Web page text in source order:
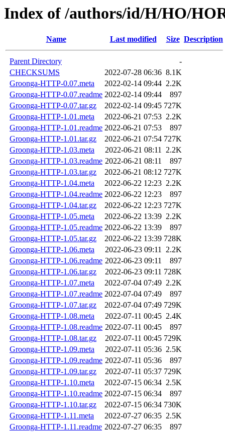
Index of /authors/id/H/HO/
Name Last modified Size Description
Parent Directory
-
CHECKSUMS
2022-07-28 06:36 8.1K
Groonga-HTTP-0.07.meta
2022-02-14 09:44 2.2K
Groonga-HTTP-0.07.readme 2022-02-14 09:44
897
Groonga-HTTP-0.07.tar.gz
2022-02-14 09:45 727K
Groonga-HTTP-1.01.meta
2022-06-21 07:53 2.2K
Groonga-HTTP-1.01.readme 2022-06-21 07:53
897
Groonga-HTTP-1.01.tar.gz
2022-06-21 07:54 727K
Groonga-HTTP-1.03.meta
2022-06-21 08:11 2.2K
Groonga-HTTP-1.03.readme 2022-06-21 08:11
897
Groonga-HTTP-1.03.tar.gz
2022-06-21 08:12 727K
Groonga-HTTP-1.04.meta
2022-06-22 12:23 2.2K
Groonga-HTTP-1.04.readme 2022-06-22 12:23
897
Groonga-HTTP-1.04.tar.gz
2022-06-22 12:23 727K
Groonga-HTTP-1.05.meta
2022-06-22 13:39 2.2K
Groonga-HTTP-1.05.readme 2022-06-22 13:39
897
Groonga-HTTP-1.05.tar.gz
2022-06-22 13:39 728K
Groonga-HTTP-1.06.meta
2022-06-23 09:11 2.2K
Groonga-HTTP-1.06.readme 2022-06-23 09:11
897
Groonga-HTTP-1.06.tar.gz
2022-06-23 09:11 728K
Groonga-HTTP-1.07.meta
2022-07-04 07:49 2.2K
Groonga-HTTP-1.07.readme 2022-07-04 07:49
897
Groonga-HTTP-1.07.tar.gz
2022-07-04 07:49 729K
Groonga-HTTP-1.08.meta
2022-07-11 00:45 2.4K
Groonga-HTTP-1.08.readme 2022-07-11 00:45
897
Groonga-HTTP-1.08.tar.gz
2022-07-11 00:45 729K
Groonga-HTTP-1.09.meta
2022-07-11 05:36 2.5K
Groonga-HTTP-1.09.readme 2022-07-11 05:36
897
Groonga-HTTP-1.09.tar.gz
2022-07-11 05:37 729K
Groonga-HTTP-1.10.meta
2022-07-15 06:34 2.5K
Groonga-HTTP-1.10.readme 2022-07-15 06:34
897
Groonga-HTTP-1.10.tar.gz
2022-07-15 06:34 730K
Groonga-HTTP-1.11.meta
2022-07-27 06:35 2.5K
Groonga-HTTP-1.11.readme 2022-07-27 06:35
897